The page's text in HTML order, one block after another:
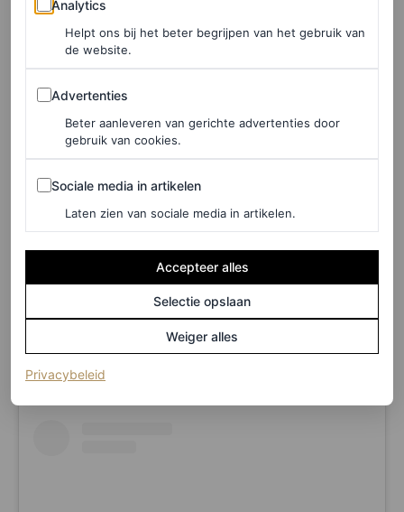
Van Abbemuseum
Voor wie vorig jaar, of eerdere jaren, geen bezoek bracht
aan Dutch Design Week, is er goed nieuws. In het Van
Abbemuseum vind je een overzichtstentoonstelling met
hoogtepunten van voorgaande jaren. Koningin Máxima
bracht al een bezoek aan deze tentoonstelling tijdens
haar aanwezigheid bij Dutch Design Week 2025. Het
, gecureerd door Miriam van der Lubbe,
strategisch designer en Creative Head bij Dutch Design
Analytics
Helpt ons bij het beter begrijpen van het gebruik van
de website.
Advertenties
Advertenties
Beter aanleveren van gerichte advertenties door
gebruik van cookies.
Sociale media in artikelen
Sociale media in artikelen
Laten zien van sociale media in artikelen.
Accepteer alles
Selectie opslaan
Weiger alles
Privacybeleid